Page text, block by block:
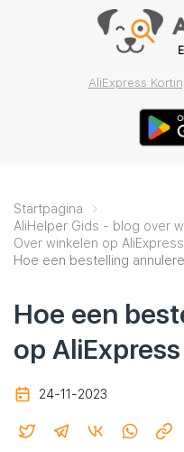
AliExpress
Startpagina
AliHelper Gids - blog over
Over winkelen op AliExpress
Hoe een bestelling
Hoe een
op AliExpress
24-11-2023